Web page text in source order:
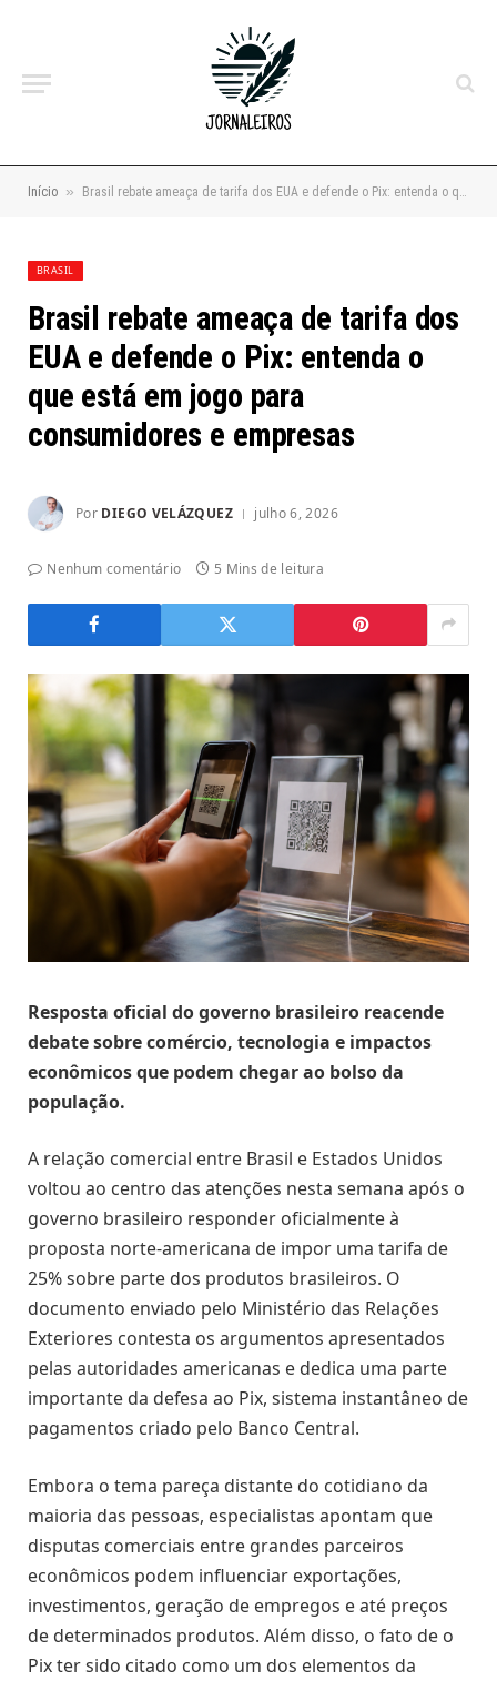
Início » Brasil rebate ameaça de tarifa dos EUA e defende o Pix: entenda o que está em jogo para consumidores e empresas
BRASIL
Brasil rebate ameaça de tarifa dos
EUA e defende o Pix: entenda o
que está em jogo para
consumidores e empresas
Por DIEGO VELÁZQUEZ julho 6, 2026
Nenhum comentário 5 Mins de leitura
Resposta oficial do governo brasileiro reacende
debate sobre comércio, tecnologia e impactos
econômicos que podem chegar ao bolso da
população.
A relação comercial entre Brasil e Estados Unidos
voltou ao centro das atenções nesta semana após o
governo brasileiro responder oficialmente à
proposta norte-americana de impor uma tarifa de
25% sobre parte dos produtos brasileiros. O
documento enviado pelo Ministério das Relações
Exteriores contesta os argumentos apresentados
pelas autoridades americanas e dedica uma parte
importante da defesa ao Pix, sistema instantâneo de
pagamentos criado pelo Banco Central.
Embora o tema pareça distante do cotidiano da
maioria das pessoas, especialistas apontam que
disputas comerciais entre grandes parceiros
econômicos podem influenciar exportações,
investimentos, geração de empregos e até preços
de determinados produtos. Além disso, o fato de o
Pix ter sido citado como um dos elementos da